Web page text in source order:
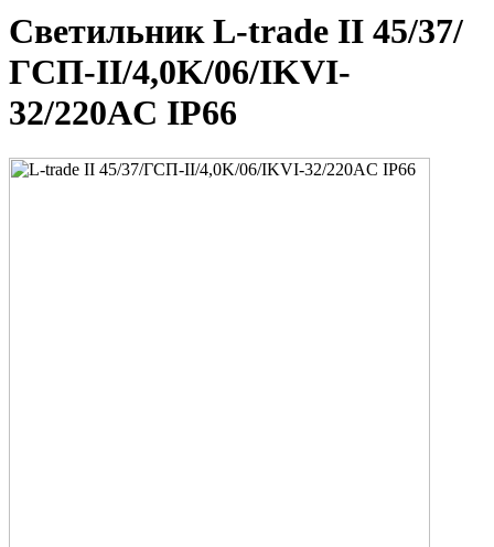
Светильник L-trade II 45/37/
ГСП-II/4,0K/06/IKVI-
32/220AC IP66